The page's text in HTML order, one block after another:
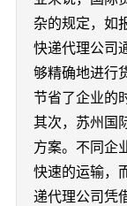
杂的规定，如
快递代理公司
够精确地进行
节省了企业的
其次，苏州国
方案。不同企
快速的运输，
递代理公司凭